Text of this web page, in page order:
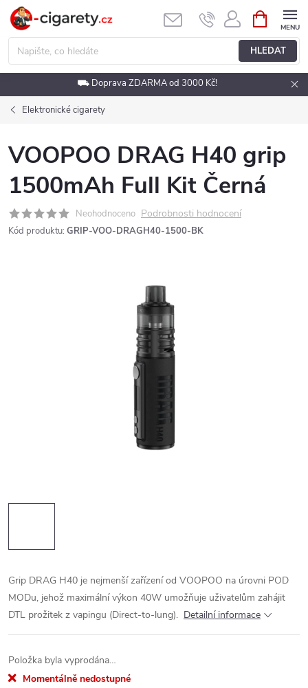
Přejít
obsah
HLEDAT
NÁKUPNÍ
KOŠÍK
⛟ Doprava ZDARMA od 3000 Kč!
Elektronické cigarety
VOOPOO DRAG H40 grip
1500mAh Full Kit Černá
Neohodnoceno Podrobnosti hodnocení
Kód produktu: GRIP-VOO-DRAGH40-1500-BK
Grip DRAG H40 je nejmenší zařízení od VOOPOO na úrovni POD
MODu, jehož maximální výkon 40W umožňuje uživatelům zahájit
DTL prožitek z vapingu (Direct-to-lung). Detailní informace
Položka byla vyprodána…
Momentálně nedostupné